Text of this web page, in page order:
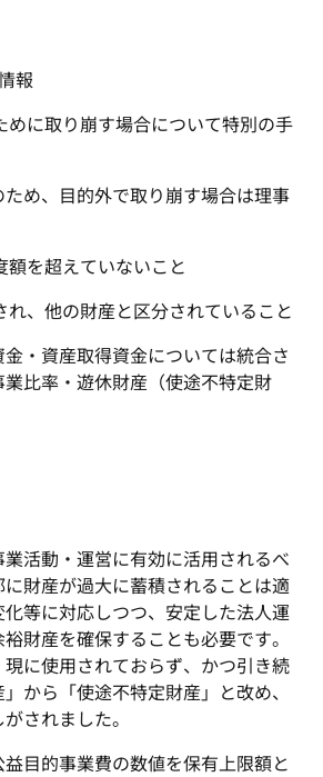
報
に取り崩す場合について特別の手
め、目的外で取り崩す場合は理事
を超えていないこと
、他の財産と区分されていること
・資産取得資金については統合さ
比率・遊休財産（使途不特定財
活動・運営に有効に活用されるべ
財産が過大に蓄積されることは適
等に対応しつつ、安定した法人運
財産を確保することも必要です。
に使用されておらず、かつ引き続
から「使途不特定財産」と改め、
されました。
目的事業費の数値を保有上限額と